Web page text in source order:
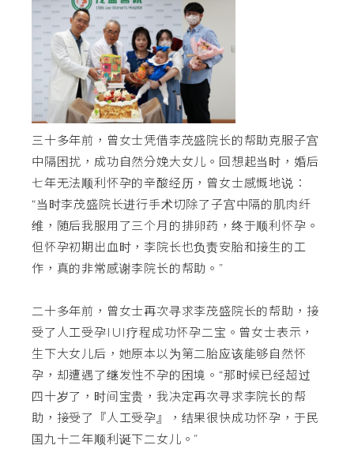
三十多年前，曾女士凭借李茂盛院长的帮助克服子宫
中隔困扰，成功自然分娩大女儿。回想起当时，婚后
七年无法顺利怀孕的辛酸经历，曾女士感慨地说：
“当时李茂盛院长进行手术切除了子宫中隔的肌肉纤
维，随后我服用了三个月的排卵药，终于顺利怀孕。
但怀孕初期出血时，李院长也负责安胎和接生的工
作，真的非常感谢李院长的帮助。”
二十多年前，曾女士再次寻求李茂盛院长的帮助，接
受了人工受孕IUI疗程成功怀孕二宝。曾女士表示，
生下大女儿后，她原本以为第二胎应该能够自然怀
孕，却遭遇了继发性不孕的困境。“那时候已经超过
四十岁了，时间宝贵，我决定再次寻求李院长的帮
助，接受了『人工受孕』，结果很快成功怀孕，于民
国九十二年顺利诞下二女儿。”